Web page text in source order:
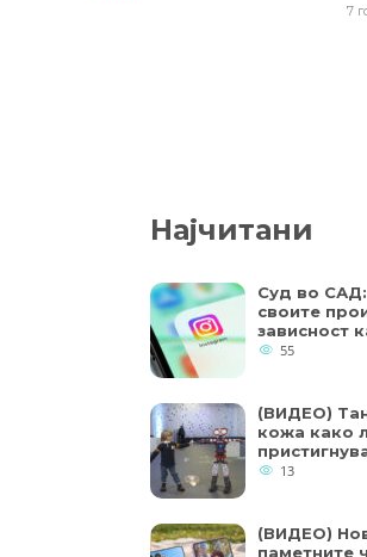
7
Најчитани
Суд во САД:
своите
зависност
55
(ВИДЕО)
кожа како
13
(ВИДЕО)
паметните